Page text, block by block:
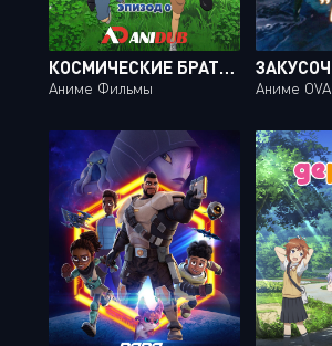
КОСМИЧЕСКИЕ БРАТЬЯ: ЭПИЗОД 0 / UCHUU KYOUDAI: NUMBER ZERO
Аниме Фильмы Аниме OVA